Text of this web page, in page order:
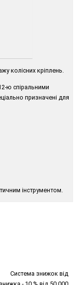
колісних кріплень.
ю спіральними
призначені для
інструментом.
Система знижок від